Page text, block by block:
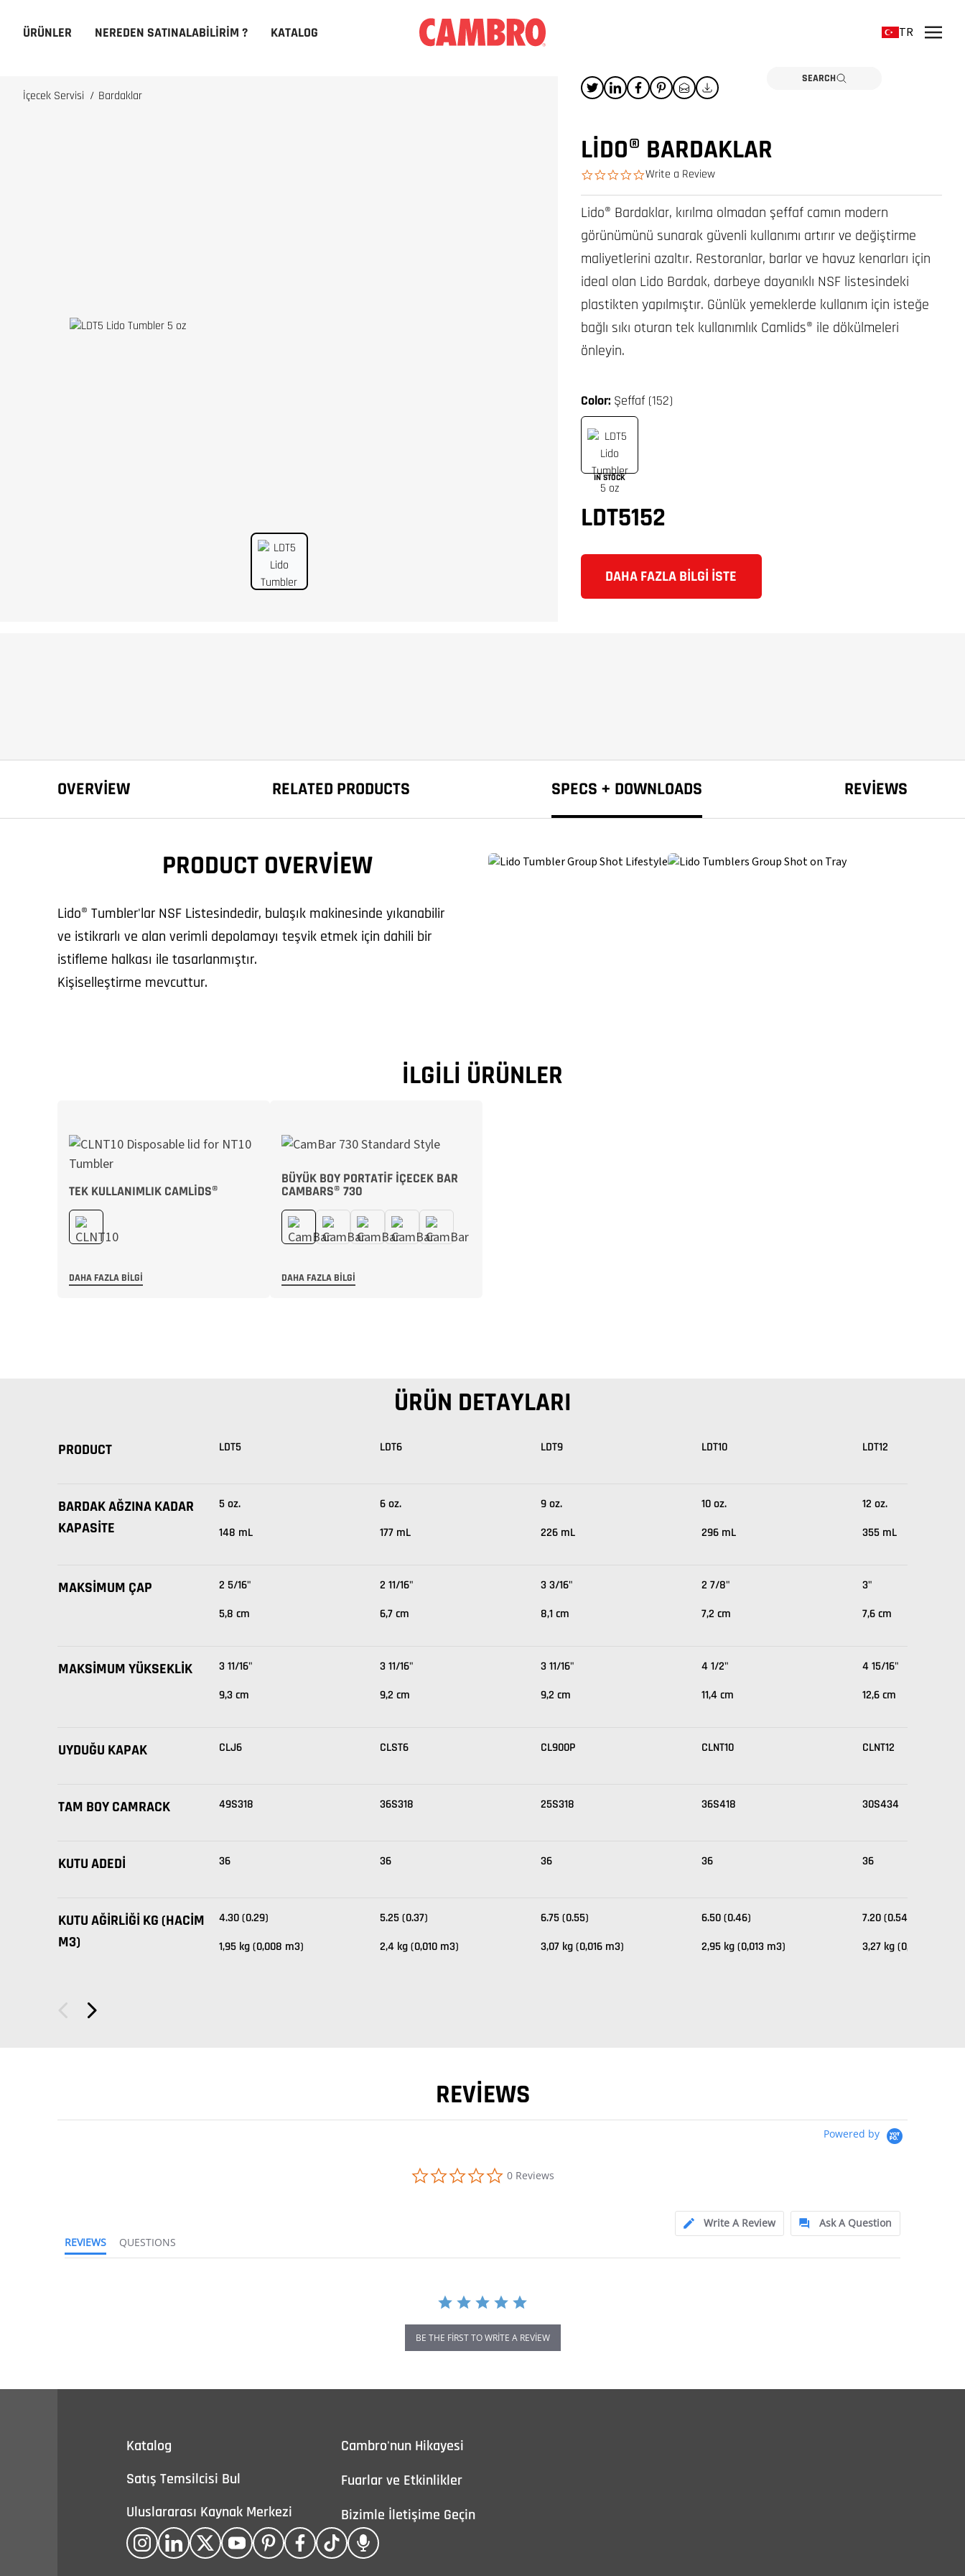
ÜRÜNLER NEREDEN SATINALABILIRIM ? KATALOG
SEARCH
TR
İçecek Servisi / Bardaklar
LIDO® BARDAKLAR
0.0 star rating
Write a Review
Color: Şeffaf (152)
IN STOCK
LDT5152
DAHA FAZLA BILGI İSTE
Lido® Bardaklar, kırılma olmadan şeffaf camın modern
görünümünü sunarak güvenli kullanımı artırır ve değiştirme
maliyetlerini azaltır. Restoranlar, barlar ve havuz kenarları için
ideal olan Lido Bardak, darbeye dayanıklı NSF listesindeki
plastikten yapılmıştır. Günlük yemeklerde kullanım için isteğe
bağlı sıkı oturan tek kullanımlık Camlids® ile dökülmeleri
önleyin.
OVERVIEW RELATED PRODUCTS SPECS + DOWNLOADS REVIEWS
PRODUCT OVERVIEW
Lido® Tumbler'lar NSF Listesindedir, bulaşık makinesinde yıkanabilir
ve istikrarlı ve alan verimli depolamayı teşvik etmek için dahili bir
istifleme halkası ile tasarlanmıştır.
Kişiselleştirme mevcuttur.
İLGILI ÜRÜNLER
TEK KULLANIMLIK CAMLIDS®
DAHA FAZLA BILGI
BÜYÜK BOY PORTATIF İÇECEK BAR
CAMBARS® 730
DAHA FAZLA BILGI
ÜRÜN DETAYLARI
PRODUCT LDT5 LDT6 LDT9 LDT10 LDT12
BARDAK AĞZINA KADAR
KAPASITE
5 oz.
148 mL
6 oz.
177 mL
9 oz.
226 mL
10 oz.
296 mL
12 oz.
355 mL
MAKSIMUM ÇAP
2 5/16"
5,8 cm
2 11/16"
6,7 cm
3 3/16"
8,1 cm
2 7/8"
7,2 cm
3"
7,6 cm
MAKSIMUM YÜKSEKLIK
3 11/16"
9,3 cm
3 11/16"
9,2 cm
3 11/16"
9,2 cm
4 1/2"
11,4 cm
4 15/16"
12,6 cm
UYDUĞU KAPAK CLJ6 CLST6 CL900P CLNT10 CLNT12
TAM BOY CAMRACK 49S318 36S318 25S318 36S418 30S434
KUTU ADEDI 36 36 36 36 36
KUTU AĞIRLIĞI KG (HACIM
M3)
4.30 (0.29)
1,95 kg (0,008 m3)
5.25 (0.37)
2,4 kg (0,010 m3)
6.75 (0.55)
3,07 kg (0,016 m3)
6.50 (0.46)
2,95 kg (0,013 m3)
7.20 (0.54)
3,27 kg (0,015 m3)
REVIEWS
Powered by
0.0 star rating
0 Reviews
Write A Review
Ask A Question
REVIEWS
QUESTIONS
BE THE FIRST TO WRITE A REVIEW
Katalog
Satış Temsilcisi Bul
Uluslararası Kaynak Merkezi
Cambro'nun Hikayesi
Fuarlar ve Etkinlikler
Bizimle İletişime Geçin